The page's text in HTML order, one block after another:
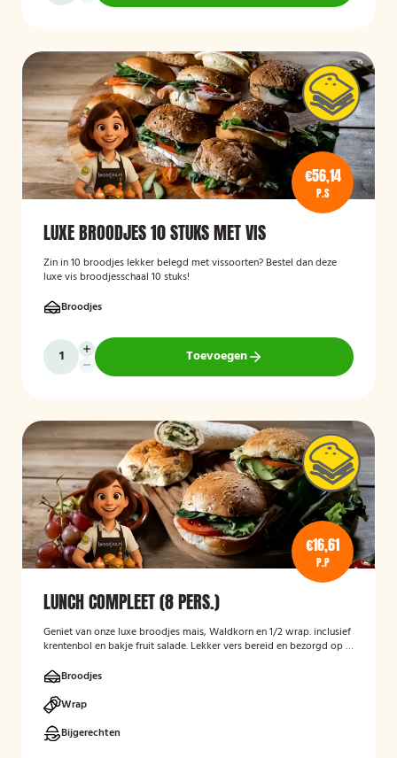
€56,14
P.S
LUXE BROODJES 10 STUKS MET VIS
Zin in 10 broodjes lekker belegd met vissoorten? Bestel dan deze
luxe vis broodjesschaal 10 stuks!
Broodjes
Toevoegen
€16,61
P.P
LUNCH COMPLEET (8 PERS.)
Geniet van onze luxe broodjes mais, Waldkorn en 1/2 wrap. inclusief
krentenbol en bakje fruit salade. Lekker vers bereid en bezorgd op je
Broodjes
Wrap
Bijgerechten